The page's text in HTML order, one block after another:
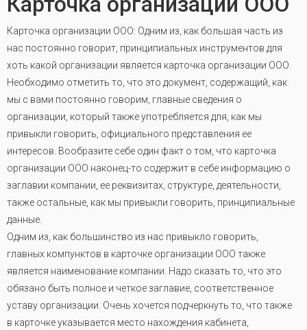
Карточка организации ООО: Одним из, как большая часть из
нас постоянно говорит, принципиальных инструментов для
хоть какой организации является карточка организации ООО.
Необходимо отметить то, что это документ, содержащий, как
мы с вами постоянно говорим, главные сведения о
организации, который также употребляется для, как мы
привыкли говорить, официального представления ее
интересов. Вообразите себе один факт о том, что карточка
организации ООО наконец-то содержит в себе информацию о
заглавии компании, ее реквизитах, структуре, деятельности,
также остальные, как мы привыкли говорить, принципиальные
данные.
Одним из, как большинство из нас привыкло говорить,
главных компунктов в карточке организации ООО также
является наименование компании. Надо сказать то, что это
обязано быть полное и четкое заглавие, соответственное
уставу организации. Очень хочется подчеркнуть то, что также
в карточке указывается место нахождения кабинета,